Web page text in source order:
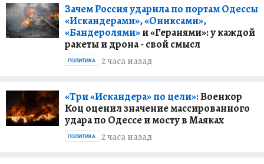
Зачем Россия ударила по портам Одессы
«Искандерами», «Ониксами»,
«Бандеролями»и «Геранями»: у каждой
ракеты и дрона - свой смысл
2 часа назад
ПОЛИТИКА
«Три «Искандера» по цели»:Военкор
Коц оценил значение массированного
удара по Одессе и мосту в Маяках
2 часа назад
ПОЛИТИКА